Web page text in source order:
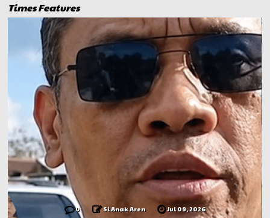
Times Features
0 Si Anak Aren Jul 09, 2026